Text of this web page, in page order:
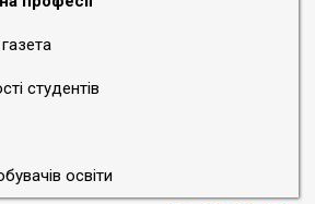
студентів
освіти